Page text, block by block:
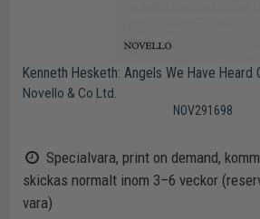
Kenneth Hesketh: Angels We Have Heard
Novello & Co Ltd.
NOV291698
Specialvara, print on demand,
skickas normalt inom 3–6 veckor
vara)